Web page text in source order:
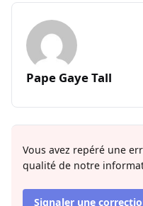
Pape Gaye Tall
Vous avez repéré une
qualité de notre
Signaler une